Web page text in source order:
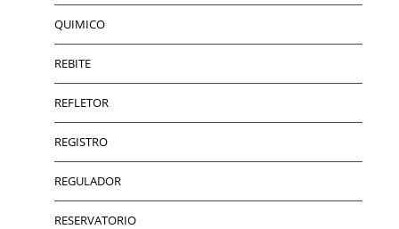
QUIMICO
REBITE
REFLETOR
REGISTRO
REGULADOR
RESERVATORIO